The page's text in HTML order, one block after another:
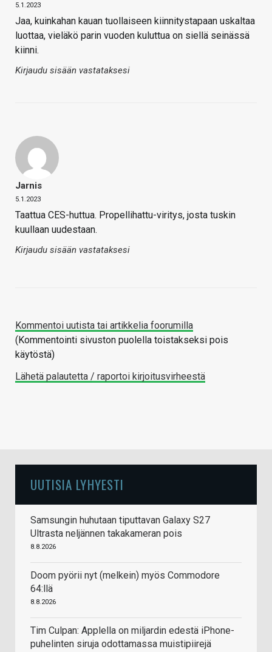
5.1.2023
Jaa, kuinkahan kauan tuollaiseen kiinnitystapaan uskaltaa
luottaa, vieläkö parin vuoden kuluttua on siellä seinässä
kiinni.
Kirjaudu sisään vastataksesi
Jarnis
5.1.2023
Taattua CES-huttua. Propellihattu-viritys, josta tuskin
kuullaan uudestaan.
Kirjaudu sisään vastataksesi
Kommentoi uutista tai artikkelia foorumilla
(Kommentointi sivuston puolella toistakseksi pois
käytöstä)
Lähetä palautetta / raportoi kirjoitusvirheestä
UUTISIA LYHYESTI
Samsungin huhutaan tiputtavan Galaxy S27
Ultrasta neljännen takakameran pois
8.8.2026
Doom pyörii nyt (melkein) myös Commodore
64:llä
8.8.2026
Tim Culpan: Applella on miljardin edestä iPhone-
puhelinten siruja odottamassa muistipiirejä